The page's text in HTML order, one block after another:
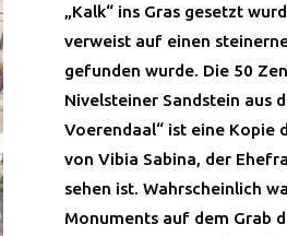
„Kalk“ ins Gras gesetzt
verweist auf einen
gefunden wurde. Die 50
Nivelsteiner Sandstein aus
Voerendaal“ ist eine Kopie
von Vibia Sabina, der
sehen ist. Wahrscheinlich
Monuments auf dem Grab